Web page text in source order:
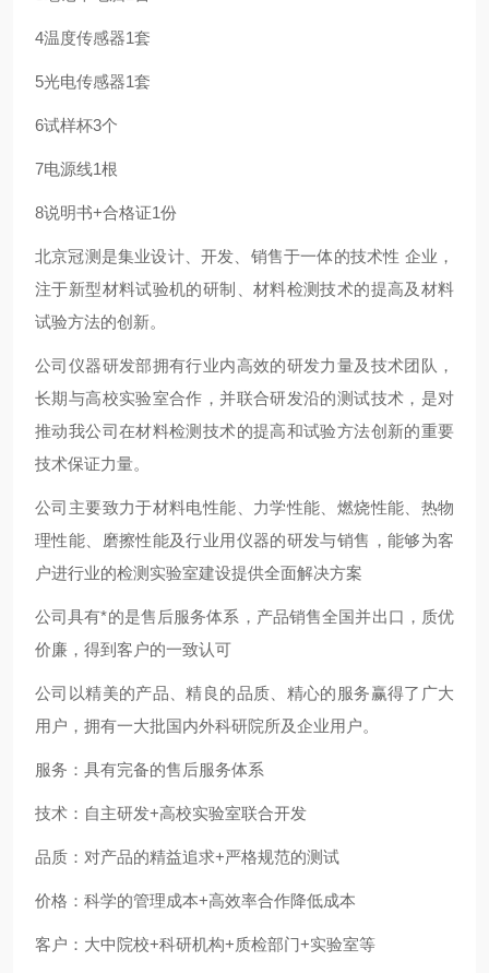
4温度传感器1套
5光电传感器1套
6试样杯3个
7电源线1根
8说明书+合格证1份
北京冠测是集业设计、开发、销售于一体的技术性 企业，
注于新型材料试验机的研制、材料检测技术的提高及材料
试验方法的创新。
公司仪器研发部拥有行业内高效的研发力量及技术团队，
长期与高校实验室合作，并联合研发沿的测试技术，是对
推动我公司在材料检测技术的提高和试验方法创新的重要
技术保证力量。
公司主要致力于材料电性能、力学性能、燃烧性能、热物
理性能、磨擦性能及行业用仪器的研发与销售，能够为客
户进行业的检测实验室建设提供全面解决方案
公司具有*的是售后服务体系，产品销售全国并出口，质优
价廉，得到客户的一致认可
公司以精美的产品、精良的品质、精心的服务赢得了广大
用户，拥有一大批国内外科研院所及企业用户。
服务：具有完备的售后服务体系
技术：自主研发+高校实验室联合开发
品质：对产品的精益追求+严格规范的测试
价格：科学的管理成本+高效率合作降低成本
客户：大中院校+科研机构+质检部门+实验室等